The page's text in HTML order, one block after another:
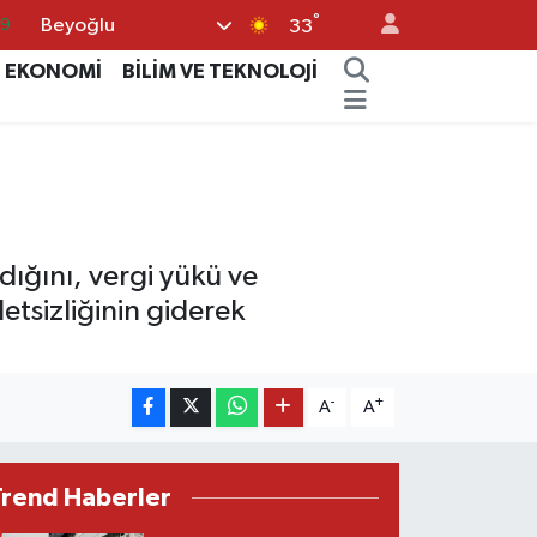
Beyoğlu 33°
EKONOMİ
BİLİM VE TEKNOLOJİ
vergi yükü ve
giderek
A- A+
Haberler